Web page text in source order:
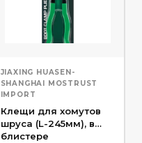
JIAXING HUASEN-
SHANGHAI MOSTRUST
IMPORT
Клещи для хомутов
шруса (L-245мм), в
блистере